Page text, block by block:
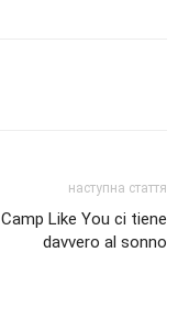
наступна стаття
Camp Like You ci tiene
davvero al sonno